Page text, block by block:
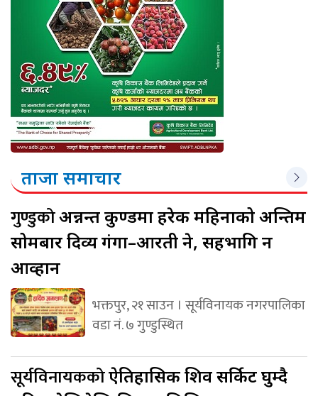
ताजा समाचार
गुण्डुकोअन्नन्त कुण्डमा हरेक महिनाको अन्तिम
सोमबार दिव्य गंगा–आरती हुने, सहभागि हुन
आव्हान
भक्तपुर, २१ साउन । सूर्यविनायक नगरपालिका
वडा नं. ७ गुण्डुस्थित
सूर्यविनायककोऐतिहासिक शिव सर्किट घुम्दै